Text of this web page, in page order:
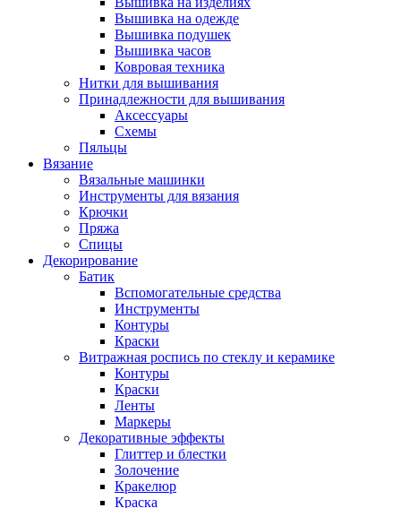
Вышивка на одежде
Вышивка подушек
Вышивка часов
Ковровая техника
Нитки для вышивания
Принадлежности для вышивания
Аксессуары
Схемы
Пяльцы
Вязание
Вязальные машинки
Инструменты для вязания
Крючки
Пряжа
Спицы
Декорирование
Батик
Вспомогательные средства
Инструменты
Контуры
Краски
Витражная роспись по стеклу и керамике
Контуры
Краски
Ленты
Маркеры
Декоративные эффекты
Глиттер и блестки
Золочение
Кракелюр
Краска